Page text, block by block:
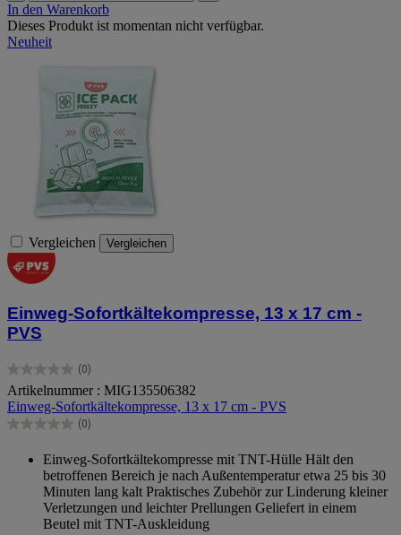
In den Warenkorb
Dieses Produkt ist momentan nicht verfügbar.
Neuheit
Vergleichen Vergleichen
Einweg-Sofortkältekompresse, 13 x 17 cm -
PVS
(0)
0.0
von
5
Sternen.
Artikelnummer : MIG135506382
Einweg-Sofortkältekompresse, 13 x 17 cm - PVS
(0)
0.0
Sternen.
Einweg-Sofortkältekompresse mit TNT-Hülle Hält den
betroffenen Bereich je nach Außentemperatur etwa 25 bis 30
Minuten lang kalt Praktisches Zubehör zur Linderung kleiner
Verletzungen und leichter Prellungen Geliefert in einem
Beutel mit TNT-Auskleidung